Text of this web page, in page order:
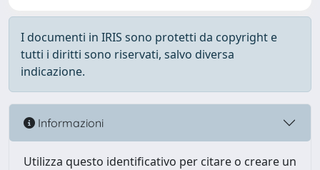
I documenti in IRIS sono protetti da copyright e
tutti i diritti sono riservati, salvo diversa
indicazione.
Informazioni
Utilizza questo identificativo per citare o creare un